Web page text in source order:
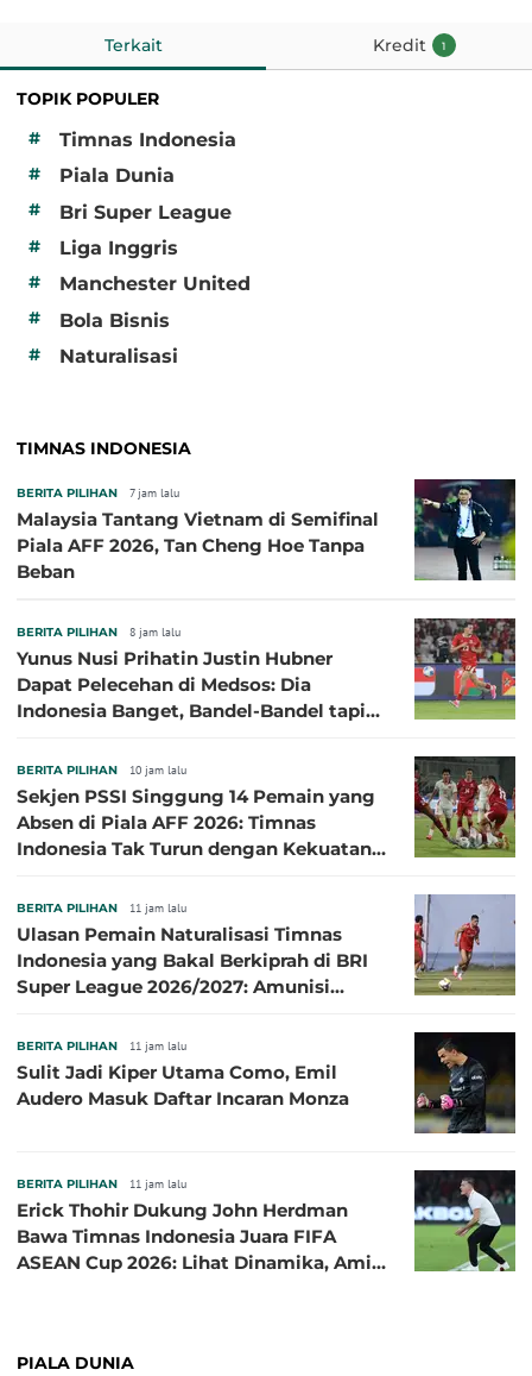
Terkait Kredit 1
TOPIK POPULER
#
Timnas Indonesia
# Piala Dunia
# Bri Super League
# Liga Inggris
# Manchester United
# Bola Bisnis
# Naturalisasi
TIMNAS INDONESIA
BERITA PILIHAN 7 jam lalu
Malaysia Tantang Vietnam di Semifinal
Piala AFF 2026, Tan Cheng Hoe Tanpa
Beban
BERITA PILIHAN 8 jam lalu
Yunus Nusi Prihatin Justin Hubner
Dapat Pelecehan di Medsos: Dia
Indonesia Banget, Bandel-Bandel tapi
BERITA PILIHAN 10 jam lalu
Sekjen PSSI Singgung 14 Pemain yang
Absen di Piala AFF 2026: Timnas
Indonesia Tak Turun dengan Kekuatan
BERITA PILIHAN 11 jam lalu
Ulasan Pemain Naturalisasi Timnas
Indonesia yang Bakal Berkiprah di BRI
Super League 2026/2027: Amunisi
BERITA PILIHAN 11 jam lalu
Sulit Jadi Kiper Utama Como, Emil
Audero Masuk Daftar Incaran Monza
BERITA PILIHAN 11 jam lalu
Erick Thohir Dukung John Herdman
Bawa Timnas Indonesia Juara FIFA
ASEAN Cup 2026: Lihat Dinamika, Amit-
PIALA DUNIA